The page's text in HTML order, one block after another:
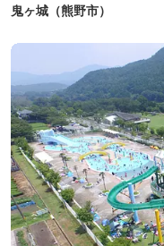
鬼ヶ城（熊野市）